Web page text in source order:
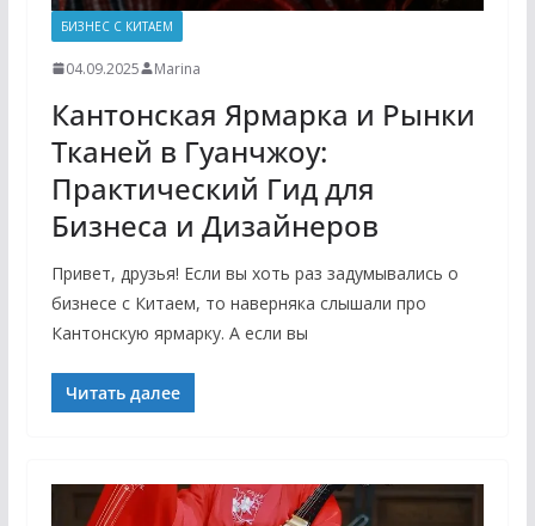
БИЗНЕС С КИТАЕМ
04.09.2025 Marina
Кантонская Ярмарка и Рынки
Тканей в Гуанчжоу:
Практический Гид для
Бизнеса и Дизайнеров
Привет, друзья! Если вы хоть раз задумывались о
бизнесе с Китаем, то наверняка слышали про
Кантонскую ярмарку. А если вы
Читать далее